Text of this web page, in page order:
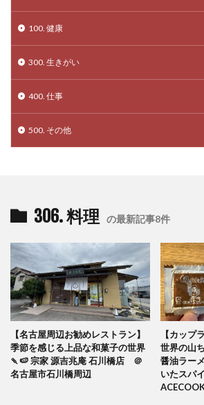
100. 健康
300. 生きがい
400. 仕事
500. その他
306. 料理 の最新記事8件
【名古屋周辺お勧めレストラン】
季節を感じる上品な和菓子の世界
🍡🍉 宗家 源吉兆庵 石川橋店 ＠
名古屋市石川橋周辺
【カップ
世界の山
醤油ラー
いたスパ